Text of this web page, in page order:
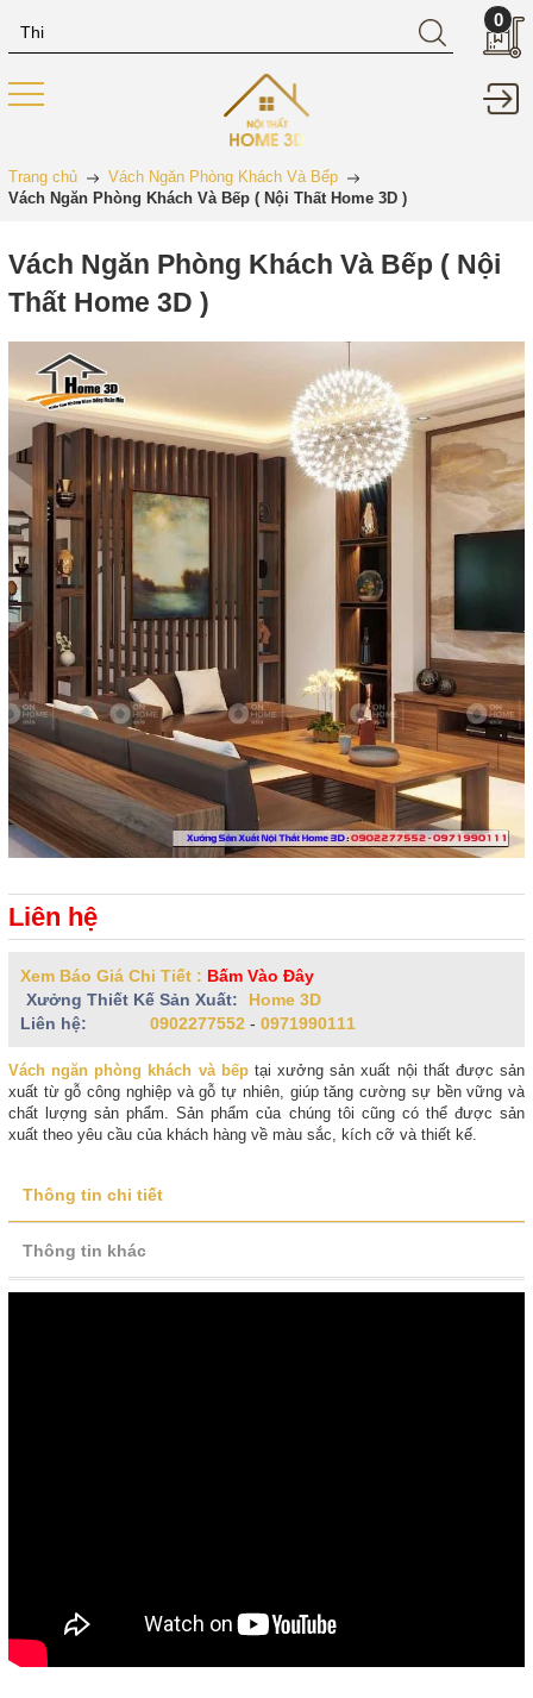
0
Trang chủ
Vách Ngăn Phòng Khách Và Bếp
Vách Ngăn Phòng Khách Và Bếp ( Nội Thất Home 3D )
Vách Ngăn Phòng Khách Và Bếp ( Nội
Thất Home 3D )
Liên hệ
Xem Báo Giá Chi Tiết : Bấm Vào Đây
Xưởng Thiết Kế Sản Xuất:
Home 3D
Liên hệ:
0902277552 - 0971990111
Vách ngăn phòng khách và bếptại xưởng sản xuất nội thất được sản
xuất từ gỗ công nghiệp và gỗ tự nhiên, giúp tăng cường sự bền vững và
chất lượng sản phẩm. Sản phẩm của chúng tôi cũng có thể được sản
xuất theo yêu cầu của khách hàng về màu sắc, kích cỡ và thiết kế.
Thông tin chi tiết
Thông tin khác